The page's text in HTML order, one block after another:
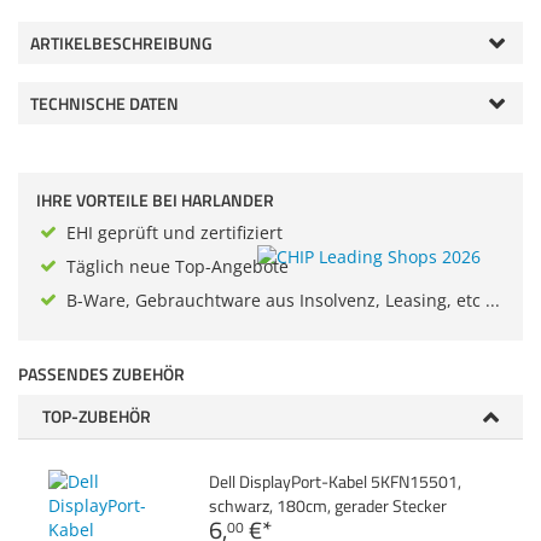
ARTIKELBESCHREIBUNG
TECHNISCHE DATEN
IHRE VORTEILE BEI HARLANDER
EHI geprüft und zertifiziert
Täglich neue Top-Angebote
B-Ware, Gebrauchtware aus Insolvenz, Leasing, etc ...
PASSENDES ZUBEHÖR
TOP-ZUBEHÖR
Dell DisplayPort-Kabel 5KFN15501,
schwarz, 180cm, gerader Stecker
6,00 €*